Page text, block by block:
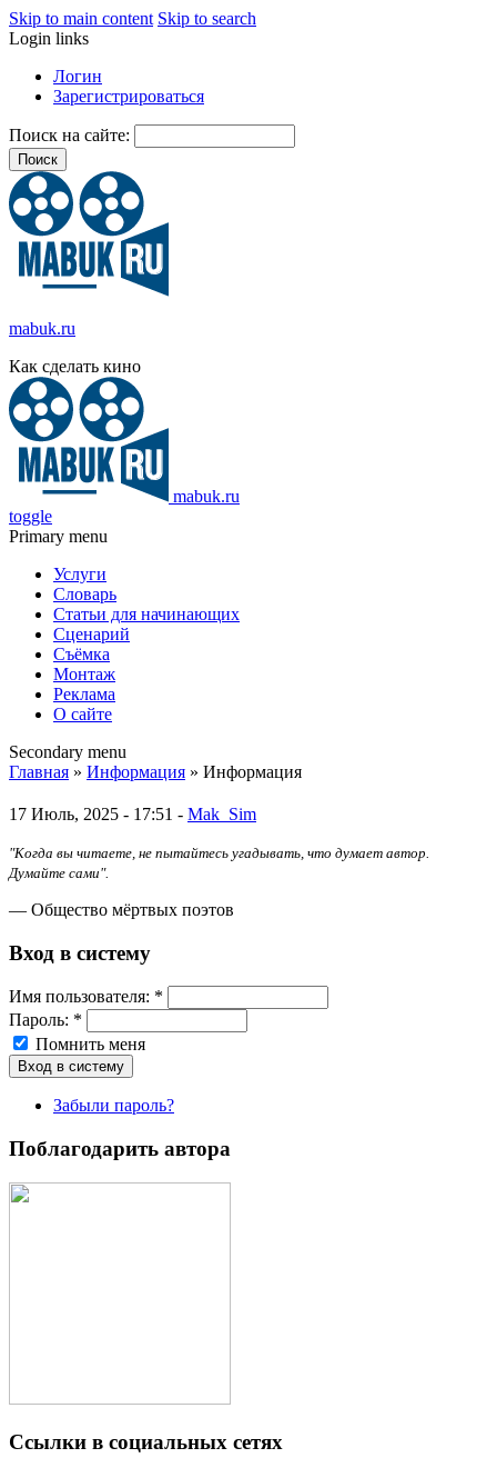
Skip to main content Skip to search
Login links
Логин
Зарегистрироваться
Поиск на сайте:
mabuk.ru
Как сделать кино
mabuk.ru
toggle
Primary menu
Услуги
Словарь
Статьи для начинающих
Сценарий
Съёмка
Монтаж
Реклама
О сайте
Secondary menu
Главная » Информация » Информация
17 Июль, 2025 - 17:51 - Mak_Sim
"Когда вы читаете, не пытайтесь угадывать, что думает автор.
Думайте сами".
— Общество мёртвых поэтов
Вход в систему
Имя пoльзовaтeля: *
Пароль: *
Помнить меня
Забыли пароль?
Поблагодарить автора
Ссылки в социальных сетях